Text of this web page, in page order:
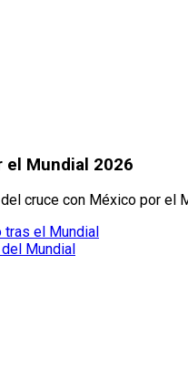
el Mundial 2026
cruce con México por el
el Mundial
Mundial